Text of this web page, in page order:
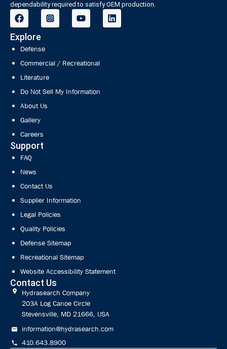
dependability required to satisfy OEM production.
Explore
Defense
Commercial / Recreational
Literature
Do Not Sell My Information
About Us
Gallery
Careers
Support
FAQ
News
Contact Us
Supplier Information
Legal Policies
Quality Policies
Defense Sitemap
Recreational Sitemap
Website Accessibility Statement
Contact Us
Hydrasearch Company
203A Log Canoe Circle
Stevensville, MD 21666, USA
information@hydrasearch.com
410.643.8900